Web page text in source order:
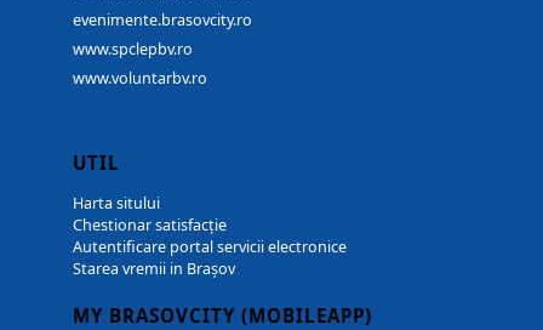
evenimente.brasovcity.ro
www.spclepbv.ro
www.voluntarbv.ro
UTIL
Harta sitului
Chestionar satisfacție
Autentificare portal servicii electronice
Starea vremii in Brașov
MY BRASOVCITY (MOBILEAPP)